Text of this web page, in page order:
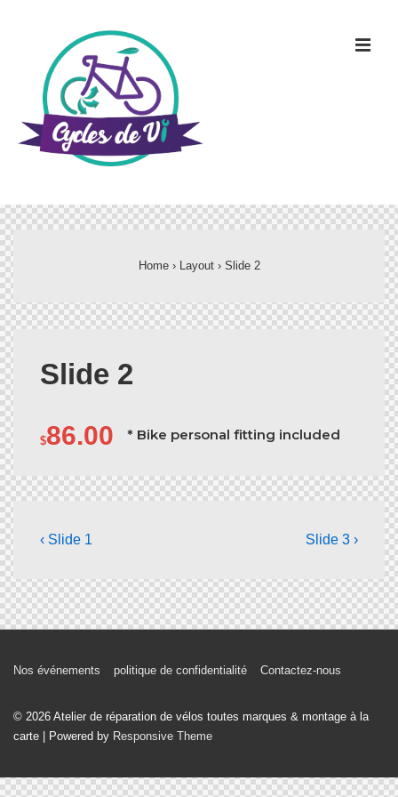
Home › Layout › Slide 2
Slide 2
$86.00 * Bike personal fitting included
‹ Slide 1 Slide 3 ›
Nos événements politique de confidentialité Contactez-nous
© 2026 Atelier de réparation de vélos toutes marques & montage à la
carte
| Powered by Responsive Theme